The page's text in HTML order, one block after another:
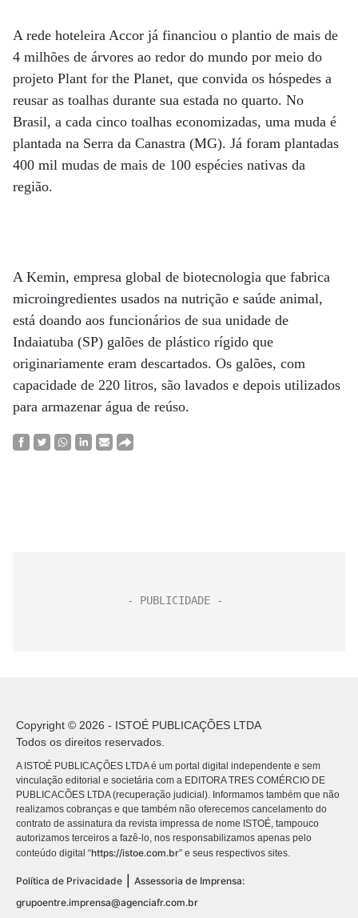
A rede hoteleira Accor já financiou o plantio de mais de
4 milhões de árvores ao redor do mundo por meio do
projeto Plant for the Planet, que convida os hóspedes a
reusar as toalhas durante sua estada no quarto. No
Brasil, a cada cinco toalhas economizadas, uma muda é
plantada na Serra da Canastra (MG). Já foram plantadas
400 mil mudas de mais de 100 espécies nativas da
região.
A Kemin, empresa global de biotecnologia que fabrica
microingredientes usados na nutrição e saúde animal,
está doando aos funcionários de sua unidade de
Indaiatuba (SP) galões de plástico rígido que
originariamente eram descartados. Os galões, com
capacidade de 220 litros, são lavados e depois utilizados
para armazenar água de reúso.
Copyright © 2026 - ISTOÉ PUBLICAÇÕES LTDA
Todos os direitos reservados.
A ISTOÉ PUBLICAÇÕES LTDA é um portal digital independente e sem
vinculação editorial e societária com a EDITORA TRES COMÉRCIO DE
PUBLICACÕES LTDA (recuperação judicial). Informamos também que não
realizamos cobranças e que também não oferecemos cancelamento do
contrato de assinatura da revista impressa de nome ISTOÉ, tampouco
autorizamos terceiros a fazê-lo, nos responsabilizamos apenas pelo
conteúdo digital “https://istoe.com.br” e seus respectivos sites.
Política de Privacidade
Assessoria de Imprensa:
grupoentre.imprensa@agenciafr.com.br